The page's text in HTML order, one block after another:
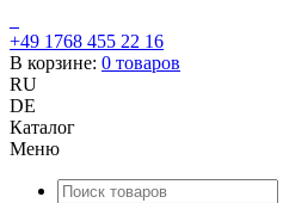
+49 1768 455 22 16
В корзине: 0 товаров
RU
DE
Каталог
Меню